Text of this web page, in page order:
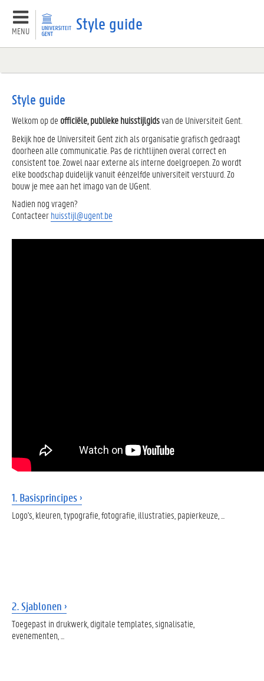
MENU Style guide
Sjablonen
Websites
Style guide
Welkom op de officiële, publieke huisstijlgidsvan de Universiteit Gent.
Bekijk hoe de Universiteit Gent zich als organisatie grafisch gedraagt
doorheen alle communicatie. Pas de richtlijnen overal correct en
consistent toe. Zowel naar externe als interne doelgroepen. Zo wordt
elke boodschap duidelijk vanuit éénzelfde universiteit verstuurd. Zo
bouw je mee aan het imago van de UGent.
Nadien nog vragen?
Contacteerhuisstijl@ugent.be
1. Basisprincipes
Logo's, kleuren, typografie, fotografie, illustraties, papierkeuze, ...
2. Sjablonen
Toegepast in drukwerk, digitale templates, signalisatie,
evenementen, ...